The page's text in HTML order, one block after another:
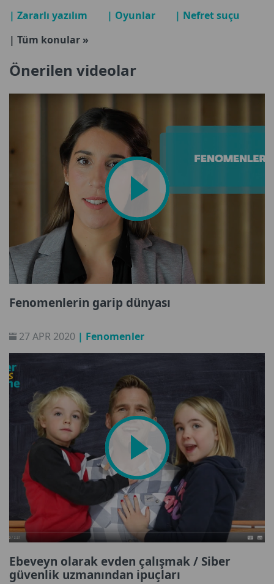
| Zararlı yazılım | Oyunlar
| Nefret suçu
| Tüm konular »
Önerilen videolar
Fenomenlerin garip dünyası
27 APR 2020 | Fenomenler
Ebeveyn olarak evden çalışmak / Siber
güvenlik uzmanından ipuçları